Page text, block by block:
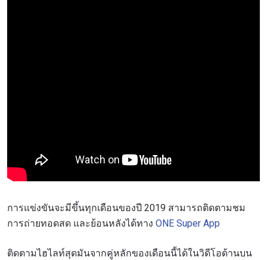
การแข่งขันจะมีขึ้นทุกเดือนของปี 2019 สามารถติดตามชม
การถ่ายทอดสด และย้อนหลังได้ทาง ONE Super App
ติดตามไฮไลท์สุดมันจากคู่หลักของเดือนนี้ได้ในวิดีโอด้านบน